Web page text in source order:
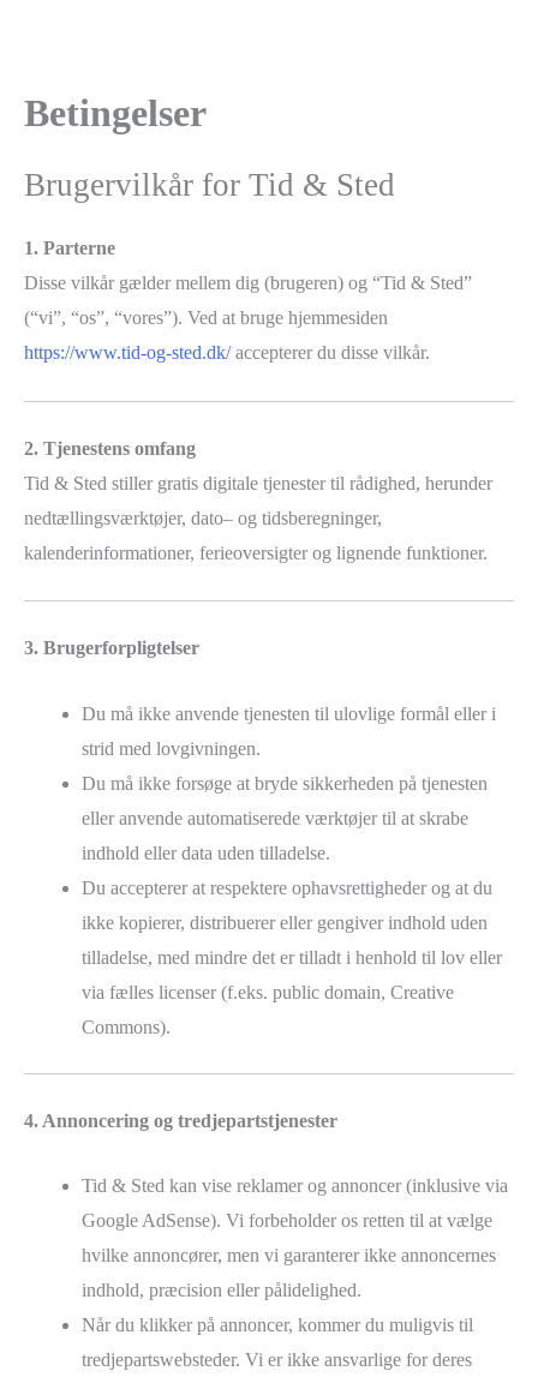
Betingelser
Brugervilkår for Tid & Sted
1. Parterne
Disse vilkår gælder mellem dig (brugeren) og “Tid & Sted”
(“vi”, “os”, “vores”). Ved at bruge hjemmesiden
https://www.tid-og-sted.dk/accepterer du disse vilkår.
2. Tjenestens omfang
Tid & Sted stiller gratis digitale tjenester til rådighed, herunder
nedtællings­værktøjer, dato– og tidsberegninger,
kalenderinformationer, ferieoversigter og lignende funktioner.
3. Brugerforpligtelser
Du må ikke anvende tjenesten til ulovlige formål eller i
strid med lovgivningen.
Du må ikke forsøge at bryde sikkerheden på tjenesten
eller anvende automatiserede værktøjer til at skrabe
indhold eller data uden tilladelse.
Du accepterer at respektere ophavsrettigheder og at du
ikke kopierer, distribuerer eller gengiver indhold uden
tilladelse, med mindre det er tilladt i henhold til lov eller
via fælles licenser (f.eks. public domain, Creative
Commons).
4. Annoncering og tredjepartstjenester
Tid & Sted kan vise reklamer og annoncer (inklusive via
Google AdSense). Vi forbeholder os retten til at vælge
hvilke annoncører, men vi garanterer ikke annoncernes
indhold, præcision eller pålidelighed.
Når du klikker på annoncer, kommer du muligvis til
tredjepartswebsteder. Vi er ikke ansvarlige for deres